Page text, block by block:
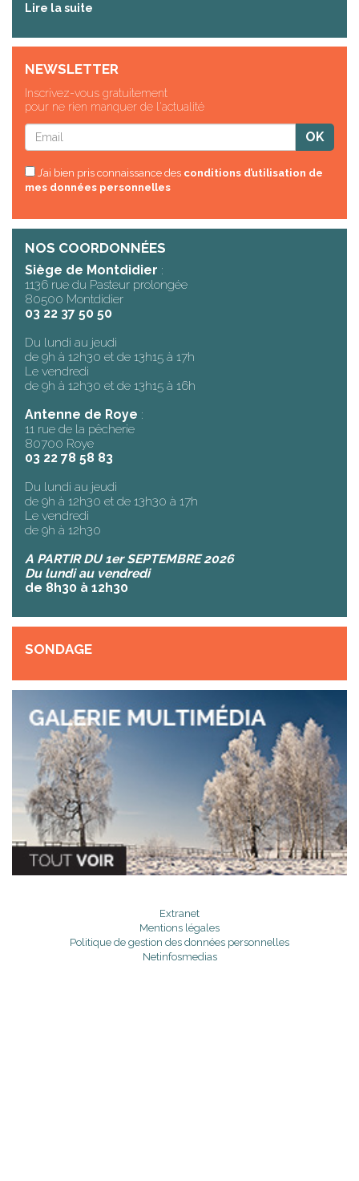
Lire la suite
NEWSLETTER
Inscrivez-vous gratuitement
pour ne rien manquer de l'actualité
J’ai bien pris connaissance des conditions d’utilisation de
mes données personnelles
NOS COORDONNÉES
Siège de Montdidier :
1136 rue du Pasteur prolongée
80500 Montdidier
03 22 37 50 50
Du lundi au jeudi
de 9h à 12h30 et de 13h15 à 17h
Le vendredi
de 9h à 12h30 et de 13h15 à 16h
Antenne de Roye :
11 rue de la pêcherie
80700 Roye
03 22 78 58 83
Du lundi au jeudi
de 9h à 12h30 et de 13h30 à 17h
Le vendredi
de 9h à 12h30
A PARTIR DU 1er SEPTEMBRE 2026
Du lundi au vendredi
de 8h30 à 12h30
SONDAGE
Extranet
Mentions légales
Politique de gestion des données personnelles
Netinfosmedias